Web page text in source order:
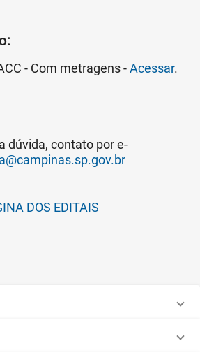
- Com metragens -Acessar.
dúvida, contato por e-
DOS EDITAIS